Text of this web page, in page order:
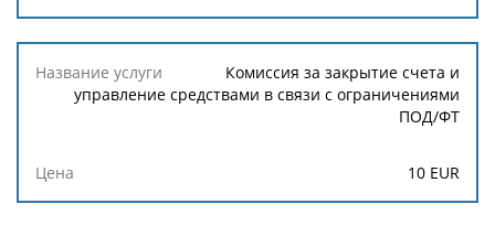
Комиссия за закрытие счета и
управление средствами в связи с ограничениями
ПОД/ФТ
10 EUR